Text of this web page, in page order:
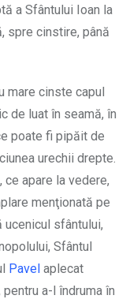
a Sfântului Ioan la
spre cinstire, până
mare cinste capul
de luat în seamă, în
poate fi pipăit de
urechii drepte.
apare la vedere,
menţionată pe
ucenicul sfântului,
Sfântul
Pavel aplecat
a-l îndruma în